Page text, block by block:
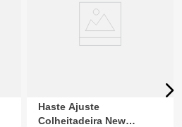
Haste Ajuste
Colheitadeira New